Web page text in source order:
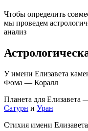
Чтобы определить
мы проведем
анализ
У имени Елизавета
Фома — Коралл
Планета для Елизавета
Сатурн и Уран
Стихия имени